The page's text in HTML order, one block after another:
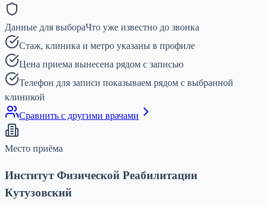
Данные для выбораЧто уже известно до звонка
Стаж, клиника и метро указаны в профиле
Цена приема вынесена рядом с записью
Телефон для записи показываем рядом с выбранной
клиникой
Сравнить с другими врачами
Место приёма
Институт Физической Реабилитации
Кутузовский